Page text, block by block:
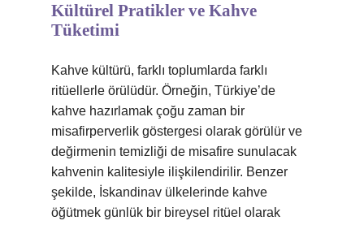
Kültürel Pratikler ve Kahve
Tüketimi
Kahve kültürü, farklı toplumlarda farklı
ritüellerle örülüdür. Örneğin, Türkiye’de
kahve hazırlamak çoğu zaman bir
misafirperverlik göstergesi olarak görülür ve
değirmenin temizliği de misafire sunulacak
kahvenin kalitesiyle ilişkilendirilir. Benzer
şekilde, İskandinav ülkelerinde kahve
öğütmek günlük bir bireysel ritüel olarak